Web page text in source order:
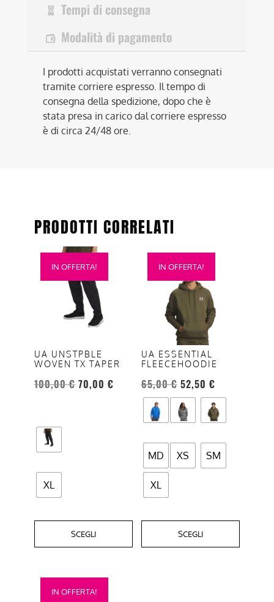
Tempi di consegna
Modalità di pagamento
I prodotti acquistati verranno consegnati
tramite corriere espresso. Il tempo di
consegna della spedizione, dopo che è
stata presa in carico dal corriere espresso
è di circa 24/48 ore.
PRODOTTI CORRELATI
IN OFFERTA!
UA UNSTPBLE
WOVEN TX TAPER
100,00€ 70,00 €
XL
SCEGLI
Questo
prodotto
varianti.
opzioni
possono
essere
pagina
del
IN OFFERTA!
UA ESSENTIAL
FLEECEHOODIE
65,00€ 52,50 €
MD XS SM
XL
SCEGLI
Questo
prodotto
varianti.
opzioni
possono
essere
scelte
nella
del
prodotto
IN OFFERTA!
Questo
prodotto